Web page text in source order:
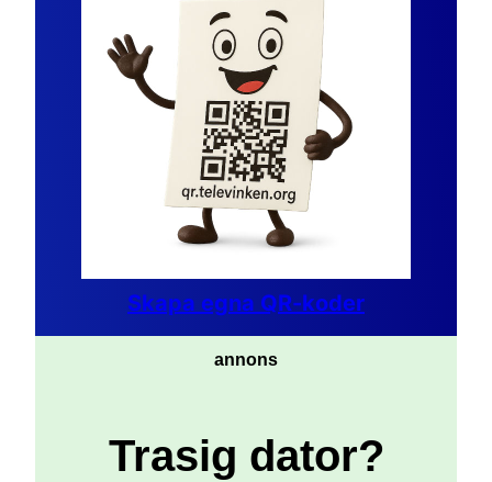
Skapa egna QR-koder
annons
Trasig dator?